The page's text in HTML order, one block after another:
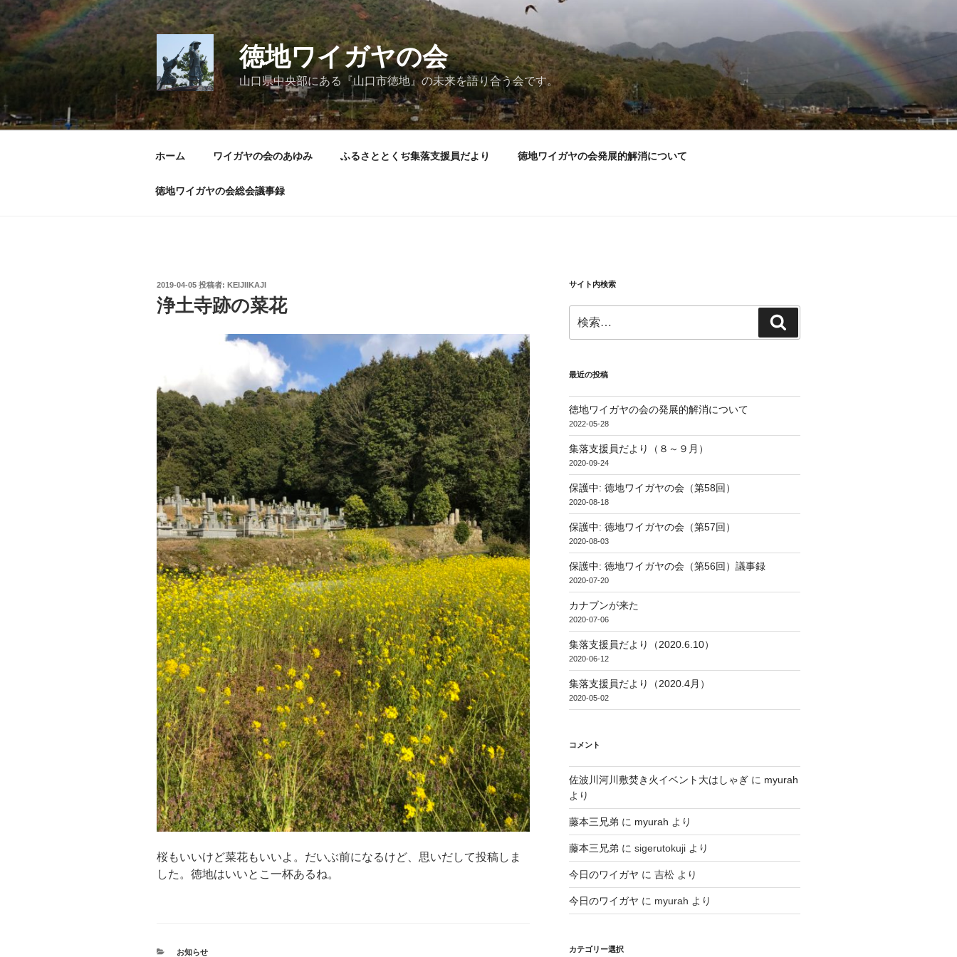
ン
テ
ス
キ
徳地ワイガヤの会
山口県中央部にある『山口市徳地』の未来を語り合う会です。
ホーム ワイガヤの会のあゆみ ふるさととくぢ集落支援員だより 徳地ワイガヤの会発展的解消について
徳地ワイガヤの会総会議事録
投
稿
日:
2019-04-05 投稿者: KEIJIIKAJI
浄土寺跡の菜花
桜もいいけど菜花もいいよ。だいぶ前になるけど、思いだして投稿しま
した。徳地はいいとこ一杯あるね。
カ
お知らせ
サイト内検索
索:
索
最近の投稿
徳地ワイガヤの会の発展的解消について
2022-05-28
集落支援員だより（８～９月）
2020-09-24
保護中: 徳地ワイガヤの会（第58回）
2020-08-18
保護中: 徳地ワイガヤの会（第57回）
2020-08-03
保護中: 徳地ワイガヤの会（第56回）議事録
2020-07-20
カナブンが来た
2020-07-06
集落支援員だより（2020.6.10）
2020-06-12
集落支援員だより（2020.4月）
2020-05-02
コメント
佐波川河川敷焚き火イベント大はしゃぎに myurah
より
藤本三兄弟 に myurah より
藤本三兄弟 に sigerutokujiより
今日のワイガヤ に 吉松より
今日のワイガヤ に myurah より
カテゴリー選択